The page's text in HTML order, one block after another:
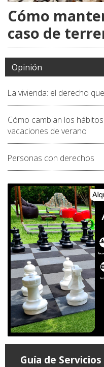
Cómo
caso de
Opinión
La vivienda: el derecho
Cómo cambian los
vacaciones de verano
Personas con derechos
Guía de Servicios